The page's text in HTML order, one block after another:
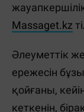
Massaget.kz
Әлеуметтік
ережесін
қойғаны,
кеткенін,